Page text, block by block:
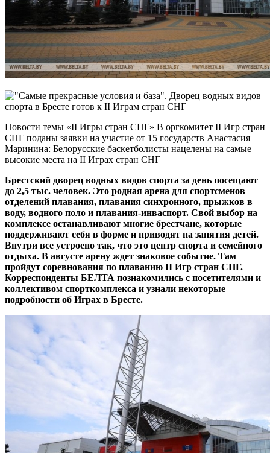
Новости темы «II Игры стран СНГ» В оргкомитет II Игр стран
СНГ поданы заявки на участие от 15 государств Анастасия
Маринина: Белорусские баскетболисты нацелены на самые
высокие места на II Играх стран СНГ
Брестский дворец водных видов спорта за день посещают
до 2,5 тыс. человек. Это родная арена для спортсменов
отделений плавания, плавания синхронного, прыжков в
воду, водного поло и плавания-инваспорт. Свой выбор на
комплексе останавливают многие брестчане, которые
поддерживают себя в форме и приводят на занятия детей.
Внутри все устроено так, что это центр спорта и семейного
отдыха. В августе арену ждет знаковое событие. Там
пройдут соревнования по плаванию II Игр стран СНГ.
Корреспонденты БЕЛТА познакомились с посетителями и
коллективом спорткомплекса и узнали некоторые
подробности об Играх в Бресте.